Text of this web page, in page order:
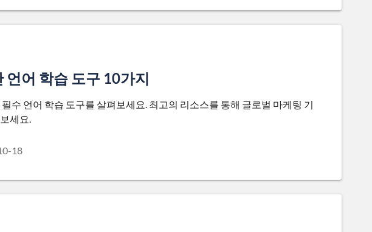
언어 학습 도구 10가지
수 언어 학습 도구를 살펴보세요. 최고의 리소스를 통해 글로벌 마케팅 기
세요.
18